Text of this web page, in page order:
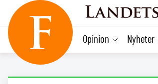
content
Opinion Nyheter